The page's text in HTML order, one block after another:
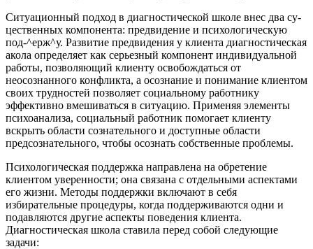
Ситуационный подход в диагностической школе внес два су-
цественных компонента: предвидение и психологическую
под-^ерж^у. Развитие предвидения у клиента диагностическая
акола определяет как серьезный компонент индивидуальной
работы, позволяющий клиенту освобождаться от
неосознанного конфликта, а осознание и понимание клиентом
своих трудностей позволяет социальному работнику
эффективно вмешиваться в ситуацию. Применяя элементы
психоанализа, социальный работник помогает клиенту
вскрыть области сознательного и доступные области
предсознательного, чтобы осознать собственные проблемы.
Психологическая поддержка направлена на обретение
клиентом уверенности; она связана с отдельными аспектами
его жизни. Методы поддержки включают в себя
избирательные процедуры, когда поддерживаются одни и
подавляются другие аспекты поведения клиента.
Диагностическая школа ставила перед собой следующие
задачи: